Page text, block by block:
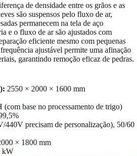
de densidade entre os grãos e as
são suspensos pelo fluxo de ar,
permanecem na tela de aço
e o fluxo de ar são ajustados com
eficiente mesmo com pequenas
ajustável permite uma afinação
garantindo remoção eficaz de pedras.
2550 × 2000 × 1600 mm
(com base no processamento de trigo)
440V precisam de personalização), 50/60
× 1800 mm
kW